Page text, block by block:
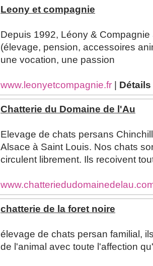
Leony et compagnie
Depuis 1992, Léony &
(élevage, pension, accessoires
une vocation, une passion
www.leonyetcompagnie.fr | Détails
Chatterie du Domaine de l'Au
Elevage de chats persans
Alsace à Saint Louis. Nos chats
circulent librement. Ils recoivent
chatterie de la foret noire
élevage de chats persan familial,
de l'animal avec toute l'affection